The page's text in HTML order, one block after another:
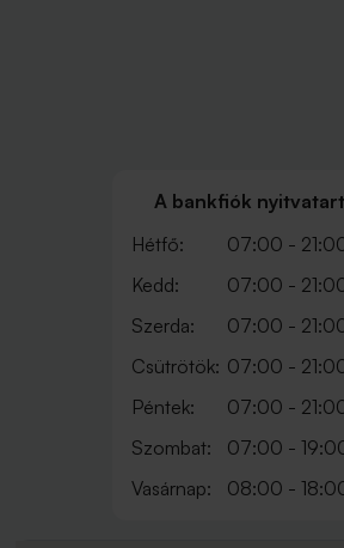
A bankfiók
Hétfő:
07:00 -
Kedd:
07:00 -
Szerda:
07:00 -
Csütrötök: 07:00 -
Péntek:
07:00 -
Szombat:
07:00 -
Vasárnap:
08:00 -